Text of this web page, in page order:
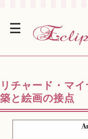
リチャード・マ
築と絵画の接点